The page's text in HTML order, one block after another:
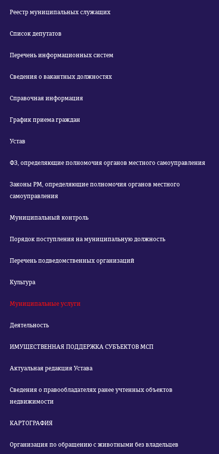
Реестр муниципальных служащих
Список депутатов
Перечень информационных систем
Сведения о вакантных должностях
Справочная информация
График приема граждан
Устав
ФЗ, определяющие полномочия органов местного самоуправления
Законы РМ, определяющие полномочия органов местного
самоуправления
Муниципальный контроль
Порядок поступления на муниципальную должность
Перечень подведомственных организаций
Культура
Муниципальные услуги
Деятельность
ИМУЩЕСТВЕННАЯ ПОДДЕРЖКА СУБЪЕКТОВ МСП
Актуальная редакция Устава
Сведения о правообладателях ранее учтенных объектов
недвижимости
КАРТОГРАФИЯ
Организация по обращению с животными без владельцев